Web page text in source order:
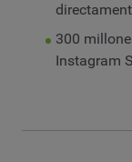
300
Instagram